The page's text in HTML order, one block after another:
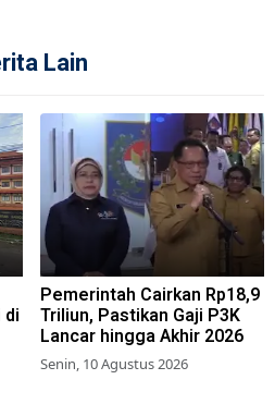
Lain
Pemerintah Cairkan Rp18,9
Triliun, Pastikan Gaji P3K
Lancar hingga Akhir 2026
Senin, 10 Agustus 2026